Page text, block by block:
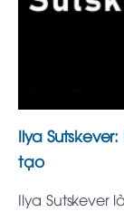
Ilya
tạo
Ilya Sutskever